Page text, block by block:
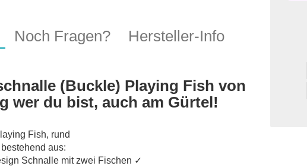
Noch Fragen? Hersteller-Info
(Buckle) Playing Fish von
wer du bist, auch am Gürtel!
Fish, rund
aus:
Schnalle mit zwei Fischen ✓